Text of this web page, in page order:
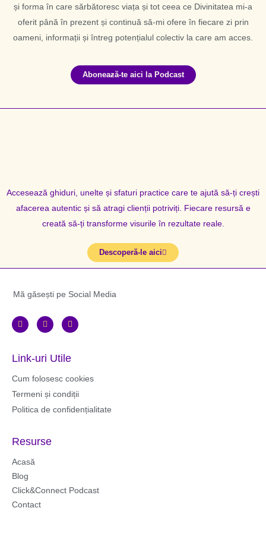
și forma în care sărbătoresc viața și tot ceea ce Divinitatea mi-a
oferit până în prezent și continuă să-mi ofere în fiecare zi prin
oameni, informații și întreg potențialul colectiv la care am acces.
Aboneaƶă-te aici la Podcast
Accesează ghiduri, unelte și sfaturi practice care te ajută să-ți crești
afacerea autentic și să atragi clienții potriviți. Fiecare resursă e
creată să-ți transforme visurile în rezultate reale.
Descoperă-le aici
Mă găsești pe Social Media
F
a
c
b
o
k
I
n
s
a
g
a
Y
o
u
b
Link-uri Utile
Cum folosesc cookies
Termeni și condiții
Politica de confidențialitate
Resurse
Acasă
Blog
Click&Connect Podcast
Contact